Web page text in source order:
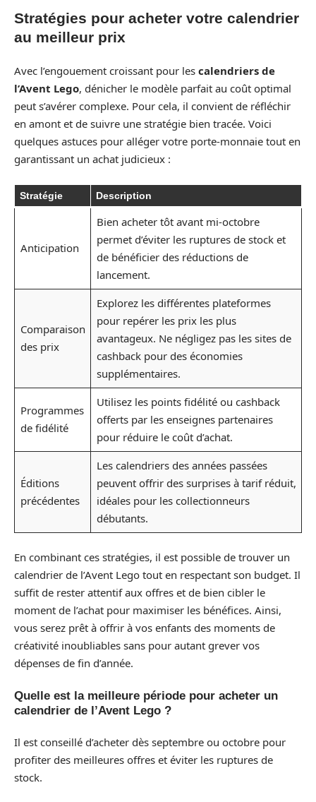
Stratégies pour acheter votre calendrier
au meilleur prix
Avec l’engouement croissant pour les calendriers de
l’Avent Lego, dénicher le modèle parfait au coût optimal
peut s’avérer complexe. Pour cela, il convient de réfléchir
en amont et de suivre une stratégie bien tracée. Voici
quelques astuces pour alléger votre porte-monnaie tout en
garantissant un achat judicieux :
Stratégie Description
Anticipation
Bien acheter tôt avant mi-octobre
permet d’éviter les ruptures de stock et
de bénéficier des réductions de
lancement.
Comparaison
des prix
Explorez les différentes plateformes
pour repérer les prix les plus
avantageux. Ne négligez pas les sites de
cashback pour des économies
supplémentaires.
Programmes
de fidélité
Utilisez les points fidélité ou cashback
offerts par les enseignes partenaires
pour réduire le coût d’achat.
Éditions
précédentes
Les calendriers des années passées
peuvent offrir des surprises à tarif réduit,
idéales pour les collectionneurs
débutants.
En combinant ces stratégies, il est possible de trouver un
calendrier de l’Avent Lego tout en respectant son budget. Il
suffit de rester attentif aux offres et de bien cibler le
moment de l’achat pour maximiser les bénéfices. Ainsi,
vous serez prêt à offrir à vos enfants des moments de
créativité inoubliables sans pour autant grever vos
dépenses de fin d’année.
Quelle est la meilleure période pour acheter un
calendrier de l’Avent Lego ?
Il est conseillé d’acheter dès septembre ou octobre pour
profiter des meilleures offres et éviter les ruptures de
stock.